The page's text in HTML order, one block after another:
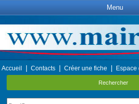
Menu
Accueil Contacts Créer une fiche
Rechercher